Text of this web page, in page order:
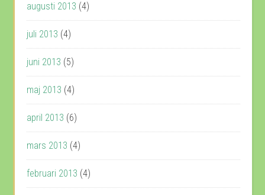
augusti 2013 (4)
juli 2013 (4)
juni 2013 (5)
maj 2013 (4)
april 2013 (6)
mars 2013 (4)
februari 2013 (4)